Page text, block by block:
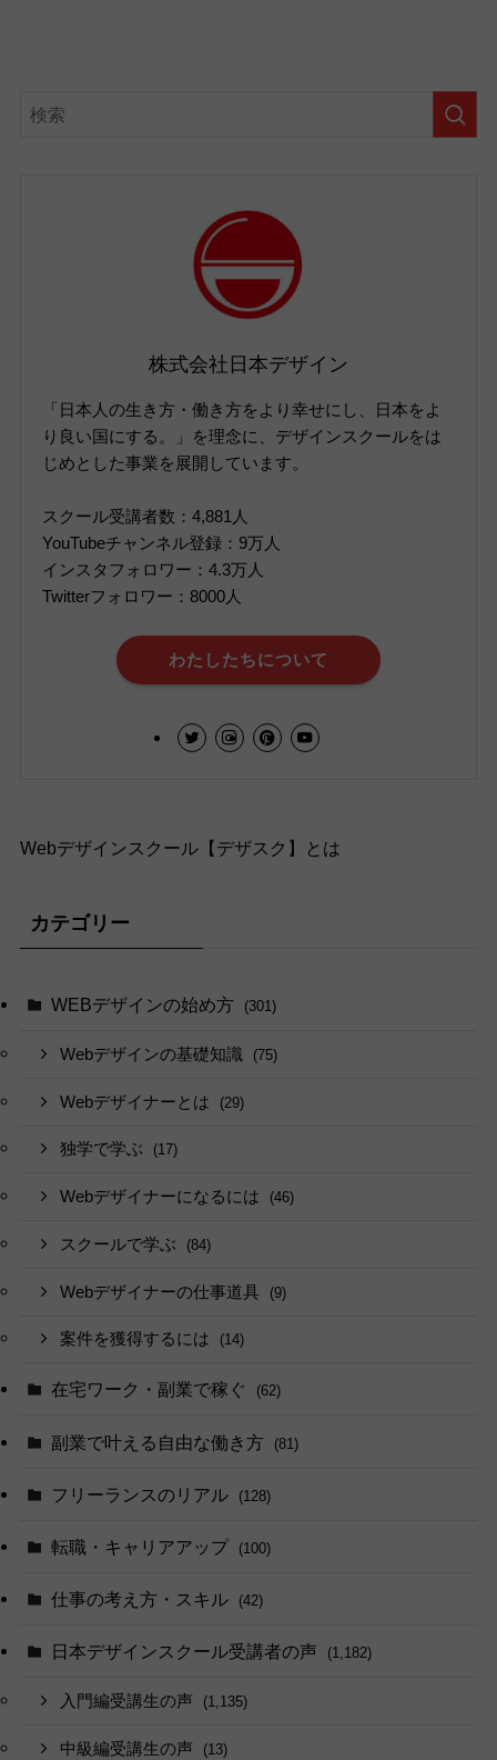
株式会社日本デザイン
「日本人の生き方・働き方をより幸せにし、日本をよ
り良い国にする。」を理念に、デザインスクールをは
じめとした事業を展開しています。
スクール受講者数：4,881人
YouTubeチャンネル登録：9万人
インスタフォロワー：4.3万人
Twitterフォロワー：8000人
わたしたちについて
Webデザインスクール【デザスク】とは
カテゴリー
WEBデザインの始め方 (301)
Webデザインの基礎知識 (75)
Webデザイナーとは (29)
独学で学ぶ (17)
Webデザイナーになるには (46)
スクールで学ぶ (84)
Webデザイナーの仕事道具 (9)
案件を獲得するには (14)
在宅ワーク・副業で稼ぐ (62)
副業で叶える自由な働き方 (81)
フリーランスのリアル (128)
転職・キャリアアップ (100)
仕事の考え方・スキル (42)
日本デザインスクール受講者の声 (1,182)
入門編受講生の声 (1,135)
中級編受講生の声 (13)